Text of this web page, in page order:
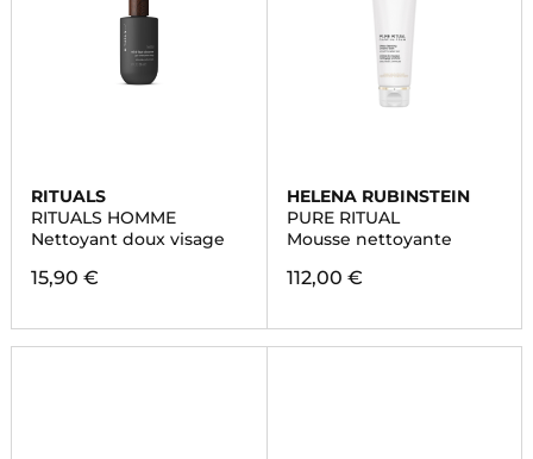
RITUALS
RITUALS HOMME
Nettoyant doux visage
15,90 €
HELENA RUBINSTEIN
PURE RITUAL
Mousse nettoyante
112,00 €